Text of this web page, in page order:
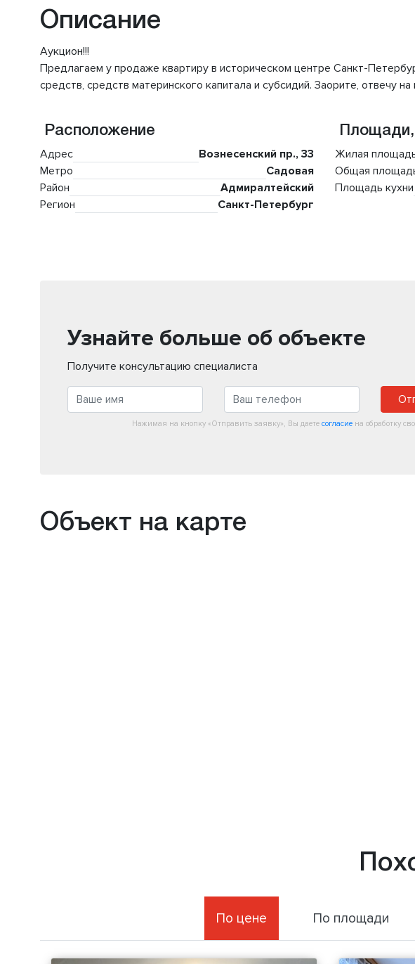
Описание
Аукцион!!!
Предлагаем у продаже квартиру в историческом центре Санкт-
средств, средств материнского капитала и субсидий. Заорите, отвечу на
Расположение
Адрес
Вознесенский пр., 33
Метро
Садовая
Район
Адмиралтейский
Регион
Санкт-Петербург
Жилая
Общая
Площадь кухни
Узнайте больше об объекте
Получите консультацию специалиста
Нажимая на кнопку «Отправить заявку», Вы даете согласиена обработку
Объект на карте
По цене По площади